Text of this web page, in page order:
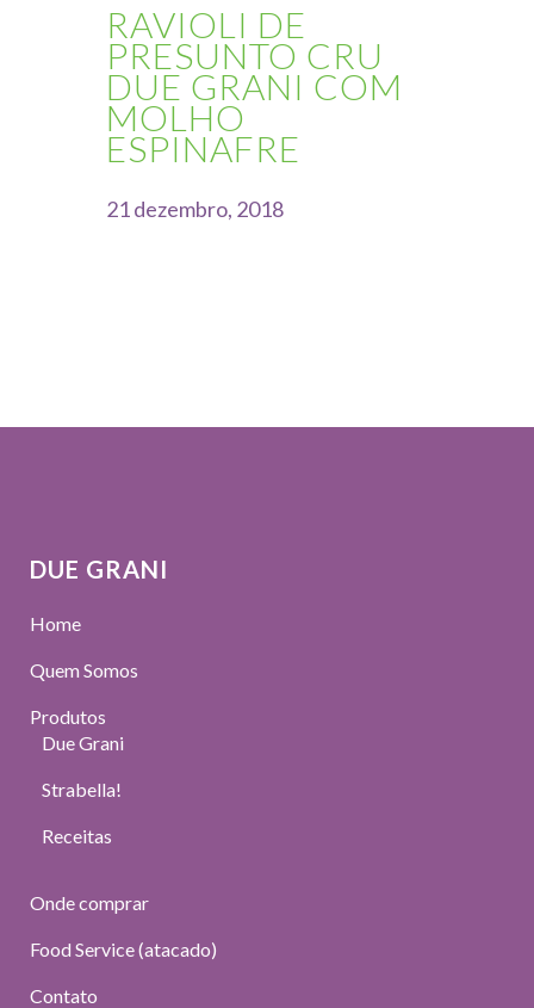
RAVIOLI DE
PRESUNTO CRU
DUE GRANI COM
MOLHO
ESPINAFRE
21 dezembro, 2018
DUE GRANI
Home
Quem Somos
Produtos
Due Grani
Strabella!
Receitas
Onde comprar
Food Service (atacado)
Contato